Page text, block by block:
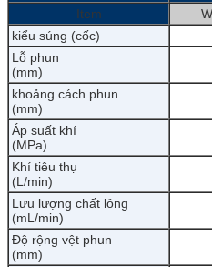
Item
kiểu súng (cốc)
Lỗ phun
(mm)
khoảng cách phun
(mm)
Áp suất khí
(MPa)
Khí tiêu thụ
(L/min)
Lưu lượng chất lỏng
(mL/min)
Độ rộng vệt phun
(mm)